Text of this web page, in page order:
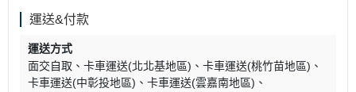
運送&付款
運送方式
面交自取
卡車運送(北北基地區)
卡車運送(桃竹苗地區)
卡車運送(中彰投地區)
卡車運送(雲嘉南地區)